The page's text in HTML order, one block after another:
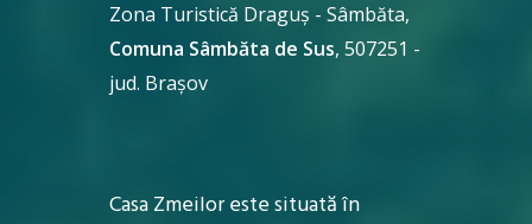
Zona Turistică Draguș - Sâmbăta,
Comuna Sâmbăta de Sus, 507251 -
jud. Brașov
Casa Zmeilor este situată în